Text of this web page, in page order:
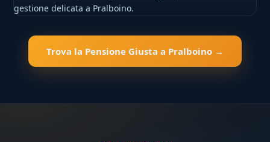
gestione delicata a Pralboino.
Trova la Pensione Giusta a Pralboino →